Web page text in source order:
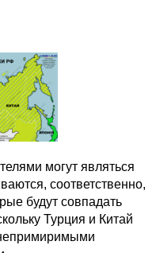
могут являться
соответственно,
будут совпадать
Турция и Китай